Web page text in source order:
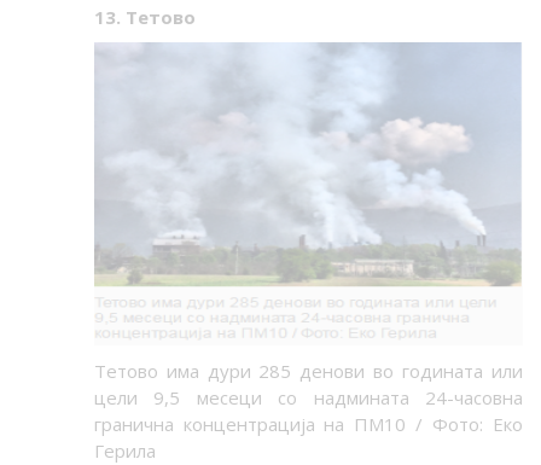
13. Тетово
Тетово има дури 285 денови во годината или
цели 9,5 месеци со надмината 24-часовна
гранична концентрација на ПМ10 / Фото: Еко
Герила